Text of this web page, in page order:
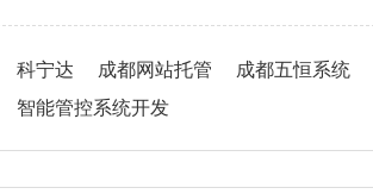
科宁达 成都网站托管 成都五恒系统
智能管控系统开发